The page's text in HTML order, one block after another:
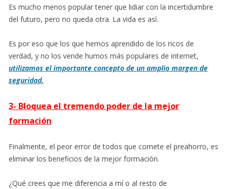
Es mucho menos popular tener que lidiar con la incertidumbre
del futuro, pero no queda otra. La vida es así.
Es por eso que los que hemos aprendido de los ricos de
verdad, y no los vende humos más populares de internet,
utilizamos el importante concepto de un amplio margen de
seguridad,
3- Bloquea el tremendo poder de la mejor
formación
Finalmente, el peor error de todos que comete el preahorro, es
eliminar los beneficios de la mejor formación.
¿Qué crees que me diferencia a mí o al resto de